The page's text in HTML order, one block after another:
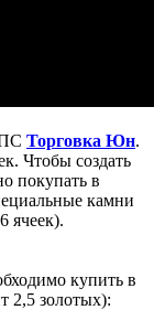
Торговка Юн.
Чтобы создать
покупать в
камни
ячеек).
купить в
2,5 золотых):